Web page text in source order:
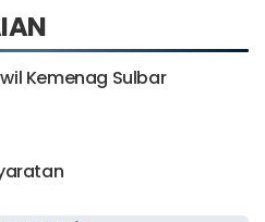
Kemenag Sulbar